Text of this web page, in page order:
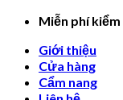
Skip
content
Miễn phí
Giới thiệu
Cửa hàng
Cẩm nang